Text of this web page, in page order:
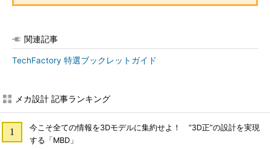
関連記事
TechFactory 特選ブックレットガイド
メカ設計 記事ランキング
今こそ全ての情報を3Dモデルに集約せよ！ “3D正”の設計を実現
する「MBD」